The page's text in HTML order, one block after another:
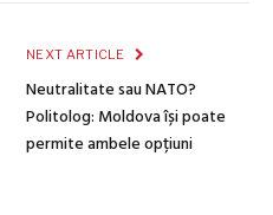
NEXT ARTICLE
Neutralitate sau NATO?
Politolog: Moldova își poate
permite ambele opțiuni